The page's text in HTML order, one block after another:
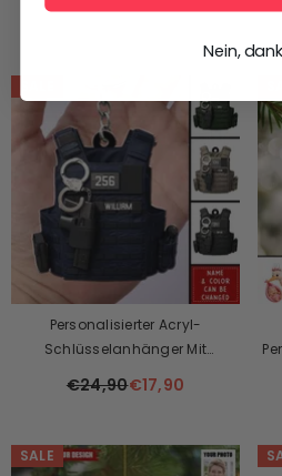
Hundepapa Und -mama –
Personalisierter Acryl-
Schlüsselanhänger Mit
€24,90€17,90
SALE
Nein,